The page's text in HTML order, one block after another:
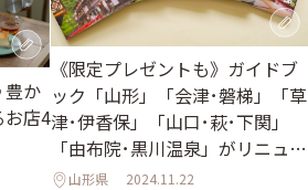
か
お店4
《限定プレゼントも》ガイドブ
ック「山形」「会津･磐梯」「草
津･伊香保」「山口･萩･下関」
「由布院･黒川温泉」がリニュー
アルしました♪
山形県 2024.11.22